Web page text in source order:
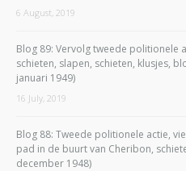
6 August, 2019
Blog 89: Vervolg tweede politionele
schieten, slapen, schieten, klusjes,
januari 1949)
16 July, 2019
Blog 88: Tweede politionele actie,
pad in de buurt van Cheribon,
december 1948)